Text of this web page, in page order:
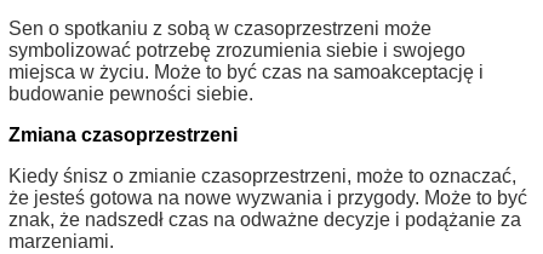
Sen o spotkaniu z sobą w czasoprzestrzeni może
symbolizować potrzebę zrozumienia siebie i swojego
miejsca w życiu. Może to być czas na samoakceptację i
budowanie pewności siebie.
Zmiana czasoprzestrzeni
Kiedy śnisz o zmianie czasoprzestrzeni, może to oznaczać,
że jesteś gotowa na nowe wyzwania i przygody. Może to być
znak, że nadszedł czas na odważne decyzje i podążanie za
marzeniami.